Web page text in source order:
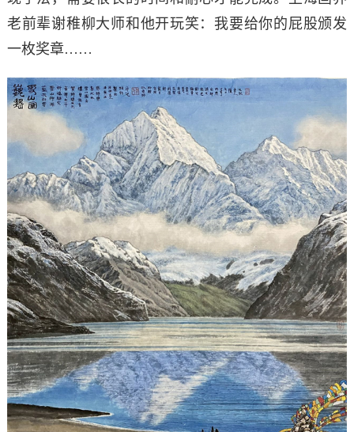
老前辈谢稚柳大师和他开玩笑：我要给你的屁股颁发
一枚奖章……